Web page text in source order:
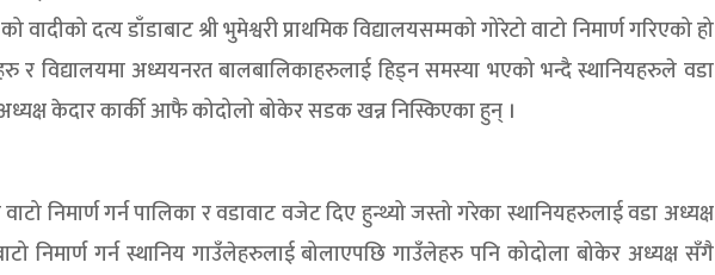
दत्य डाँडाबाट श्री भुमेश्वरी प्राथमिक विद्यालयसम्मको गोरेटो वाटो निमार्ण गरिएको हो
र विद्यालयमा अध्ययनरत बालबालिकाहरुलाई हिड्न समस्या भएको भन्दै स्थानियहरुले वडा
केदार कार्की आफै कोदोलो बोकेर सडक खन्न निस्किएका हुन् ।
निमार्ण गर्न पालिका र वडावाट वजेट दिए हुन्थ्यो जस्तो गरेका स्थानियहरुलाई वडा अध्यक्ष
निमार्ण गर्न स्थानिय गाउँलेहरुलाई बोलाएपछि गाउँलेहरु पनि कोदोला बोकेर अध्यक्ष सँगै